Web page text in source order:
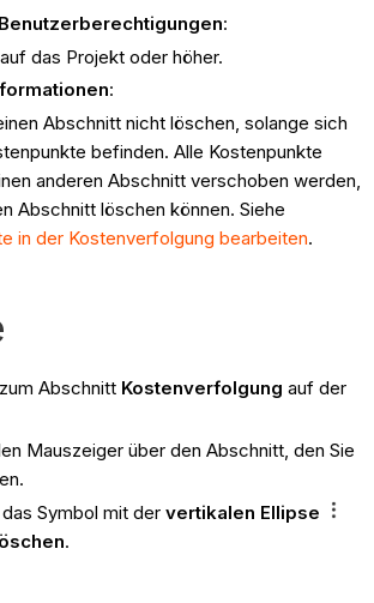
:
auf das Projekt oder höher.
:
Abschnitt nicht löschen, solange sich
befinden. Alle Kostenpunkte
anderen Abschnitt verschoben werden,
Abschnitt löschen können. Siehe
in der Kostenverfolgung bearbeiten.
Abschnitt Kostenverfolgung auf der
Mauszeiger über den Abschnitt, den Sie
Symbol mit der vertikalen Ellipse
.